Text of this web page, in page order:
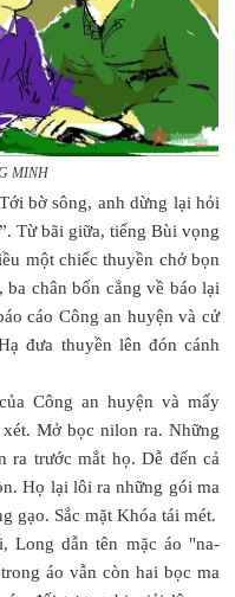
MINH
bờ sông, anh dừng lại hỏi
Từ bãi giữa, tiếng Bùi vọng
một chiếc thuyền chở bọn
chân bốn cẳng về báo lại
cáo Công an huyện và cử
đưa thuyền lên đón cánh
Công an huyện và mấy
Mở bọc nilon ra. Những
ra trước mắt họ. Dễ đến cả
Họ lại lôi ra những gói ma
gạo. Sắc mặt Khóa tái mét.
Long dẫn tên mặc áo "na-
áo vẫn còn hai bọc ma